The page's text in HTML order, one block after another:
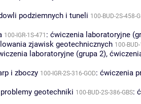
podziemnych i tuneli 100-BUD-2S-458-
100-IGR-1S-471 : ćwiczenia laboratoryjne
zjawisk geotechnicznych 100-
laboratoryjne (grupa 2),
i zboczy 100-IGR-2S-316-GOD: ćwiczenia
geotechniki 100-BUD-2S-386-GBS: